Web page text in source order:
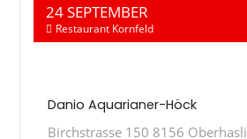
24 SEPTEMBER
Restaurant Kornfeld
Danio Aquarianer-Höck
Birchstrasse 150 8156 Oberhasli